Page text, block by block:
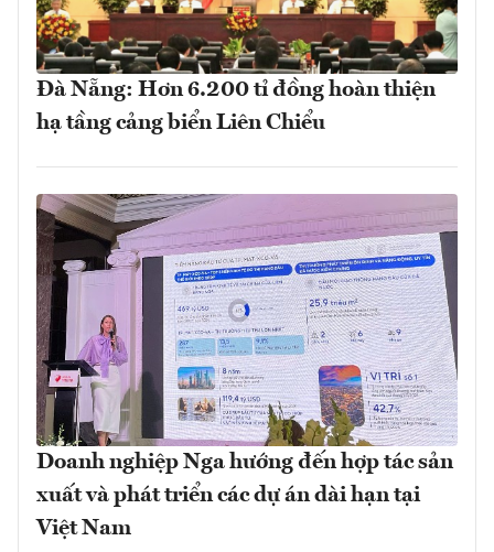
Đà Nẵng: Hơn 6.200 tỉ đồng hoàn thiện
hạ tầng cảng biển Liên Chiểu
Doanh nghiệp Nga hướng đến hợp tác sản
xuất và phát triển các dự án dài hạn tại
Việt Nam